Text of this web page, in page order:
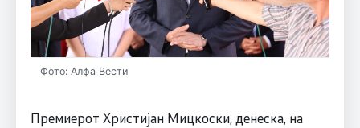
Фото: Алфа Вести
Премиерот Христијан Мицкоски, денеска, на